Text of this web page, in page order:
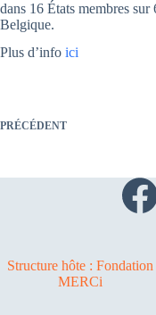
dans 16 États membres
Belgique.
Plus d’info ici
PRÉCÉDENT
Structure hôte : Fondation
MERCi